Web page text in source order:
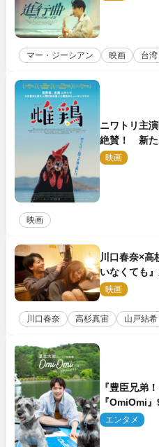
マー・ジーシアン 映画 台湾
ニワトリ主
絶賛！ 新た
映画
映画
川口春奈×高
いなくても
写真公開
映画
川口春奈 高杉真宙 山戸結希
『豊臣兄弟
『OmiOmi』
エンタメ